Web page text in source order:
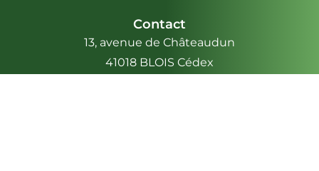
Contact
13, avenue de Châteaudun
41018 BLOIS Cédex